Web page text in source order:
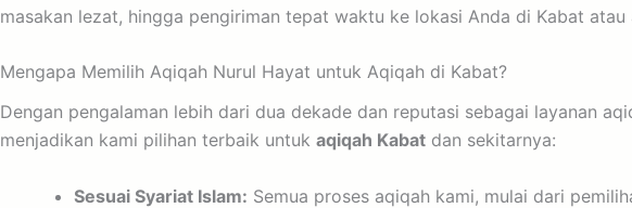
masakan lezat, hingga pengiriman tepat waktu ke lokasi Anda di Kabat atau
Mengapa Memilih Aqiqah Nurul Hayat untuk Aqiqah di Kabat?
Dengan pengalaman lebih dari dua dekade dan reputasi sebagai layanan
menjadikan kami pilihan terbaik untuk aqiqah Kabat dan sekitarnya:
Sesuai Syariat Islam: Semua proses aqiqah kami, mulai dari